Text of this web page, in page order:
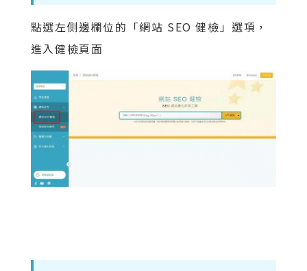
點選左側邊欄位的「網站 SEO 健檢」選項，
進入健檢頁面